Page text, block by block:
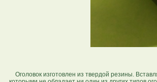
Оголовок изготовлен из твердой резины.